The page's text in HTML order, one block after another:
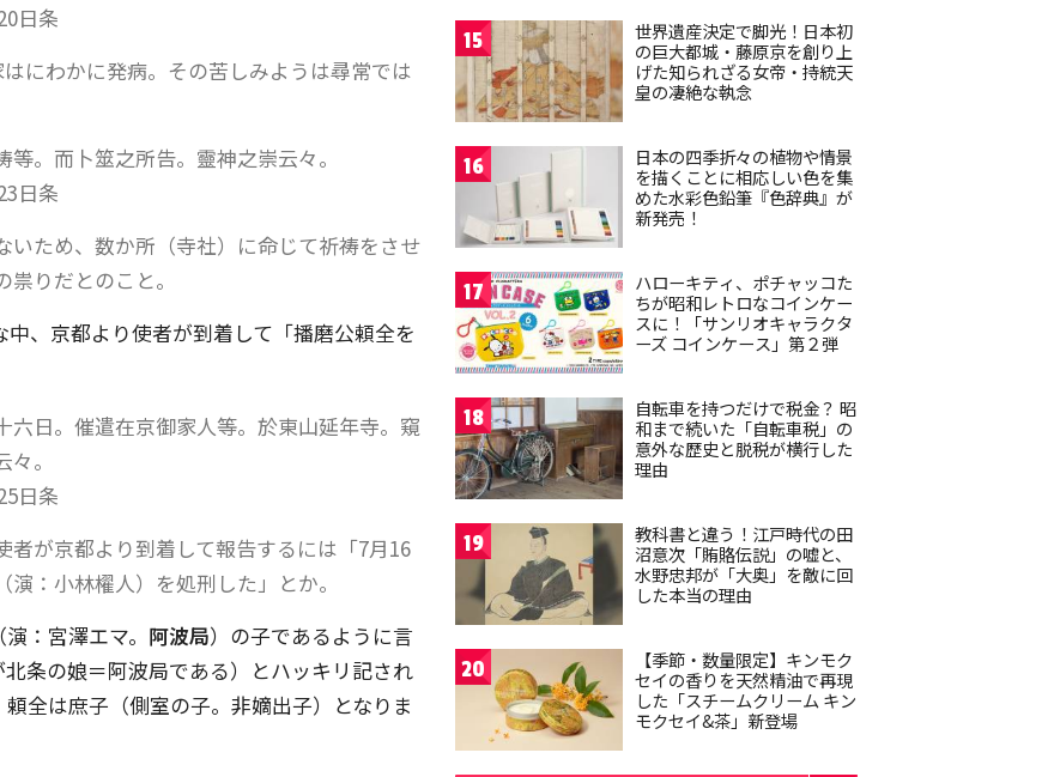
日条
にわかに発病。その苦しみようは尋常では
。而卜筮之所告。靈神之崇云々。
日条
いため、数か所（寺社）に命じて祈祷をさせ
りだとのこと。
、京都より使者が到着して「播磨公頼全を
六日。催遣在京御家人等。於東山延年寺。窺
。
日条
者が京都より到着して報告するには「7月16
（演：小林櫂人）を処刑した」とか。
（演：宮澤エマ。 阿波局）の子であるように言
条の娘＝阿波局である）とハッキリ記され
頼全は庶子（側室の子。非嫡出子）となりま
15
世界遺産決定で脚光！日本初
の巨大都城・藤原京を創り上
げた知られざる女帝・持統天
皇の凄絶な執念
16
日本の四季折々の植物や情景
を描くことに相応しい色を集
めた水彩色鉛筆『色辞典』が
新発売！
17
ハローキティ、ポチャッコた
ちが昭和レトロなコインケー
スに！「サンリオキャラクタ
ーズ コインケース」第２弾
18
自転車を持つだけで税金？ 昭
和まで続いた「自転車税」の
意外な歴史と脱税が横行した
理由
19
教科書と違う！江戸時代の田
沼意次「賄賂伝説」の嘘と、
水野忠邦が「大奥」を敵に回
した本当の理由
20
【季節・数量限定】キンモク
セイの香りを天然精油で再現
した「スチームクリーム キン
モクセイ&茶」新登場